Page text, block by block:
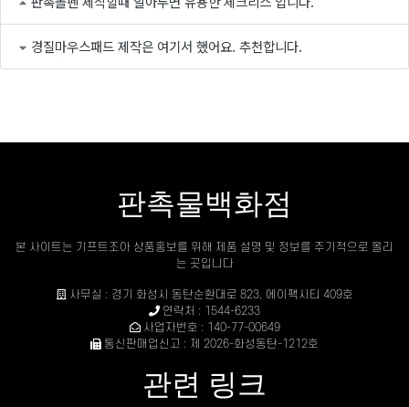
경질마우스패드 제작은 여기서 했어요. 추천합니다.
판촉물백화점
본 사이트는 기프트조아 상품홍보를 위해 제품 설명 및 정보를 주기적으로 올리
는 곳입니다
사무실 : 경기 화성시 동탄순환대로 823, 에이팩시티 409호
연락처 : 1544-6233
사업자번호 : 140-77-00649
통신판매업신고 : 제 2026-화성동탄-1212호
관련 링크